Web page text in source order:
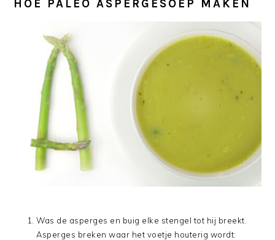
HOE PALEO ASPERGESOEP MAKEN
Was de asperges en buig elke stengel tot hij breekt.
Asperges breken waar het voetje houterig wordt: